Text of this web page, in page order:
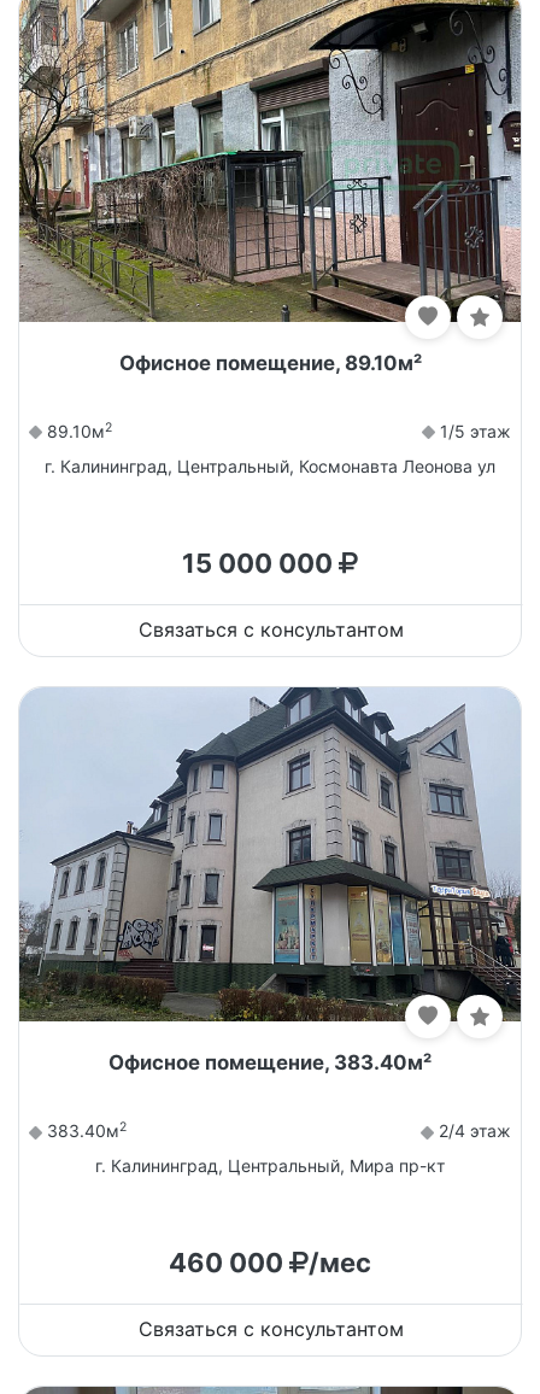
Офисное помещение, 89.10м²
89.10м2
1/5 этаж
г. Калининград, Центральный, Космонавта Леонова ул
15 000 000
Связаться с консультантом
Офисное помещение, 383.40м²
383.40м2
2/4 этаж
г. Калининград, Центральный, Мира пр-кт
460 000 /мес
Связаться с консультантом